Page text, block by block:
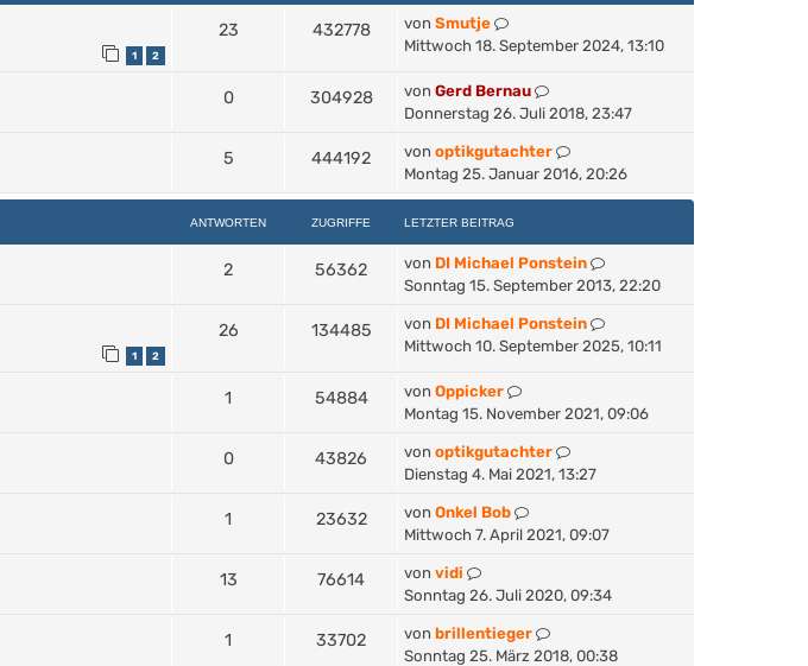
r
e
r
a
g
1 2
23 432778 von Smutje
Mittwoch 18. September 2024, 13:10
0 304928 von Gerd Bernau
Donnerstag 26. Juli 2018, 23:47
5 444192 von optikgutachter
Montag 25. Januar 2016, 20:26
ANTWORTEN ZUGRIFFE LETZTER BEITRAG
2 56362 von DI Michael Ponstein
Sonntag 15. September 2013, 22:20
1 2
26 134485 von DI Michael Ponstein
Mittwoch 10. September 2025, 10:11
1 54884 von Oppicker
Montag 15. November 2021, 09:06
0 43826 von optikgutachter
Dienstag 4. Mai 2021, 13:27
1 23632 von Onkel Bob
Mittwoch 7. April 2021, 09:07
13 76614 von vidi
Sonntag 26. Juli 2020, 09:34
1 33702 von brillentieger
Sonntag 25. März 2018, 00:38